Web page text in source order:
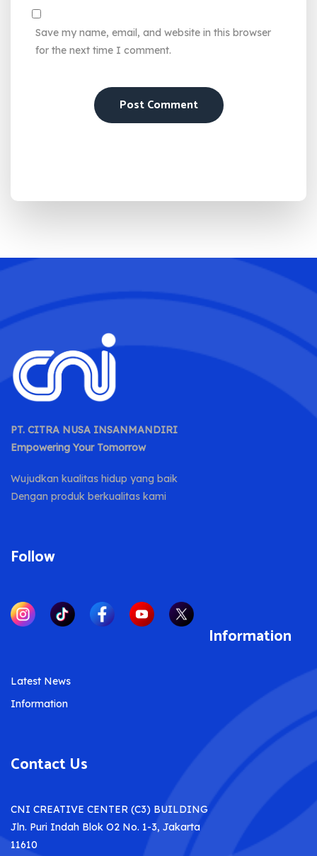
Save my name, email, and website in this browser
for the next time I comment.
PT. CITRA NUSA INSANMANDIRI
Empowering Your Tomorrow
Wujudkan kualitas hidup yang baik
Dengan produk berkualitas kami
Follow
Information
Latest News
Information
Contact Us
CNI CREATIVE CENTER (C3) BUILDING
Jln. Puri Indah Blok O2 No. 1-3, Jakarta
11610